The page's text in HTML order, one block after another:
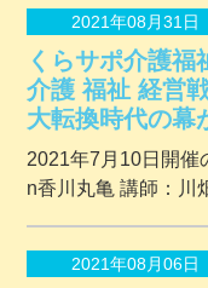
2021年08月31日
くらサポ介護
介護 福祉 経営
大転換時代の幕
2021年7月10日開催
n香川丸亀 講師：川
2021年08月06日